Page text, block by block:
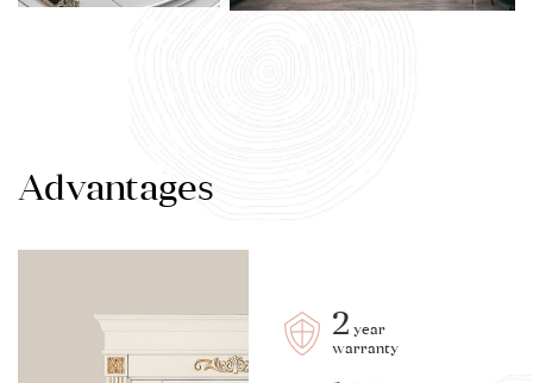
Advantages
2 year
warranty